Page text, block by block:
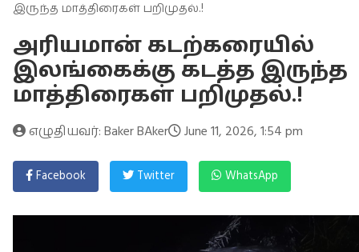
இருந்த மாத்திரைகள் பறிமுதல்.!
அரியமான் கடற்கரையில்
இலங்கைக்கு கடத்த இருந்த
மாத்திரைகள் பறிமுதல்.!
எழுதியவர்: Baker BAker June 11, 2026, 1:54 pm
Facebook Twitter WhatsApp